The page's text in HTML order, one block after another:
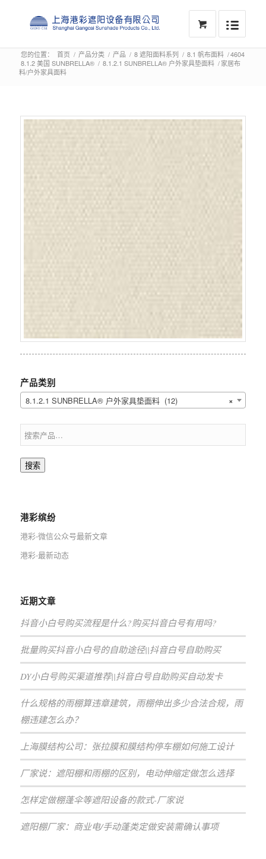
您的位置： 首页 / 产品分类 / 产品 / 8 遮阳面料系列 / 8.1 帆布面料 /
8.1.2 美国 SUNBRELLA® / 8.1.2.1 SUNBRELLA® 户外家具垫面料 /
4604
家居布
料/户外家具面料
产品类别
×
8.1.2.1 SUNBRELLA® 户外家具垫面料 (12)
搜索
港彩缤纷
港彩-微信公众号最新文章
港彩-最新动态
近期文章
抖音小白号购买流程是什么?购买抖音白号有用吗?
批量购买抖音小白号的自助途径||抖音白号自助购买
DY小白号购买渠道推荐||抖音白号自助购买自动发卡
什么规格的雨棚算违章建筑，雨棚伸出多少合法合规，雨
棚违建怎么办？
上海膜结构公司：张拉膜和膜结构停车棚如何施工设计
厂家说：遮阳棚和雨棚的区别，电动伸缩定做怎么选择
怎样定做棚蓬伞等遮阳设备的款式-厂家说
遮阳棚厂家：商业电/手动蓬类定做安装需确认事项